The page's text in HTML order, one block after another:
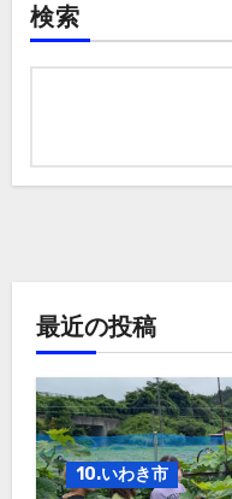
検索
最近の投稿
10.いわき市